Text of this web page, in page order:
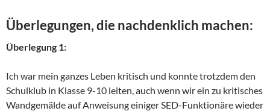
Überlegungen, die nachdenklich machen:
Überlegung 1:
Ich war mein ganzes Leben kritisch und konnte trotzdem den
Schulklub in Klasse 9-10 leiten, auch wenn wir ein zu kritisches
Wandgemälde auf Anweisung einiger SED-Funktionäre wieder